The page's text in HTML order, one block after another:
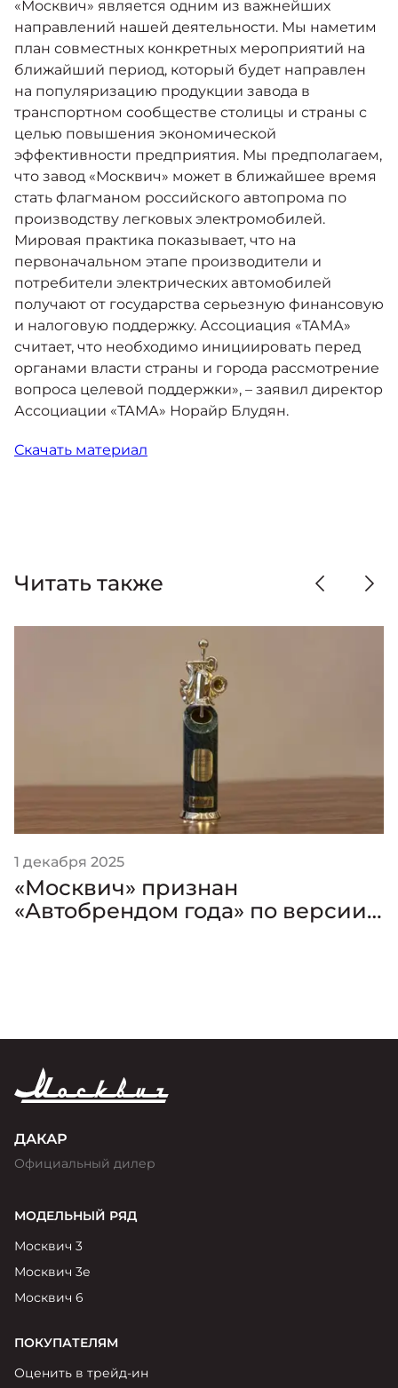
«Москвич» является одним из важнейших
направлений нашей деятельности. Мы наметим
план совместных конкретных мероприятий на
ближайший период, который будет направлен
на популяризацию продукции завода в
транспортном сообществе столицы и страны с
целью повышения экономической
эффективности предприятия. Мы предполагаем,
что завод «Москвич» может в ближайшее время
стать флагманом российского автопрома по
производству легковых электромобилей.
Мировая практика показывает, что на
первоначальном этапе производители и
потребители электрических автомобилей
получают от государства серьезную финансовую
и налоговую поддержку. Ассоциация «ТАМА»
считает, что необходимо инициировать перед
органами власти страны и города рассмотрение
вопроса целевой поддержки», – заявил директор
Ассоциации «ТАМА» Норайр Блудян.
Скачать материал
Читать также
1 декабря 2025
«Москвич» признан
«Автобрендом года» по версии
ДАКАР
Официальный дилер
МОДЕЛЬНЫЙ РЯД
Москвич 3
Москвич 3е
Москвич 6
ПОКУПАТЕЛЯМ
Оценить в трейд-ин